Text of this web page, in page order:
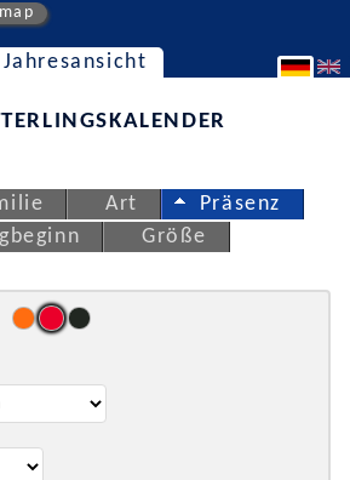
Jahresansicht
Art
Präsenz
Größe